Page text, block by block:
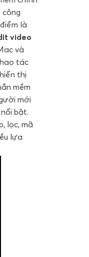
công
là
video
và
tác
thị
mềm
mới
bật.
lọc, mã
lựa